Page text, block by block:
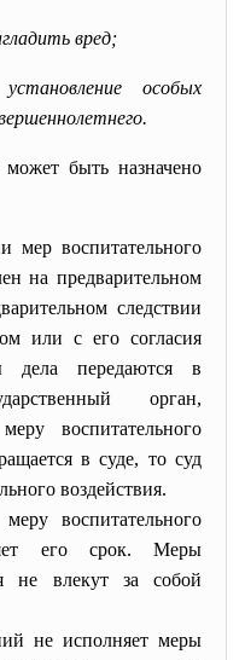
вред;
особых
быть назначено
воспитательного
на предварительном
следствии
или с его согласия
дела передаются в
орган,
воспитательного
в суде, то суд
воздействия.
воспитательного
его срок. Меры
не влекут за собой
не исполняет меры